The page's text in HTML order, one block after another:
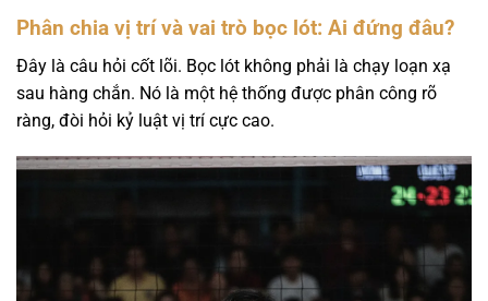
Phân chia vị trí và vai trò bọc lót: Ai đứng đâu?
Đây là câu hỏi cốt lõi. Bọc lót không phải là chạy loạn xạ
sau hàng chắn. Nó là một hệ thống được phân công rõ
ràng, đòi hỏi kỷ luật vị trí cực cao.